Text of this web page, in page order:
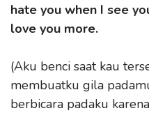
hate you when I see
love you more.
(Aku benci saat kau
membuatku gila
berbicara padaku